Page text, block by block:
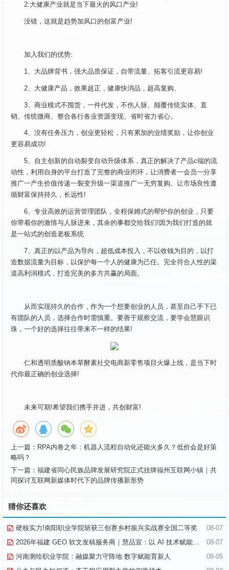
2:大健康产业就是当下最火的风口产业!
没错，这就是趋势加风口的创富产业!
加入我们的优势:
1、大品牌背书，强大品质保证，自带流量、拓客引流更容易!
2、大健康产品，效果超正，健康快消品，超高复购、
3、商业模式不囤货，一件代发，不伤人脉、颠覆传统实体、直
销、传统微商、整合各行各业资源变现、省时省力省心。
4、没有任务压力，创业更轻松，只有累加的业绩奖励，让你创业
更容易成功!
5、自主创新的自动裂变自动升级体系，真正的解决了产品c端的流
动性，利用自身的平台打造了完整的商业闭环，让消费者一会员一分享
推广一产生价值传递一裂变升级一渠道推广一无穷复购。让市场良性遵
循财富保持持久，长远性!
6、专业高效的运营管理团队，全程保姆式的帮护你的创业，只要
你带着你的激情与人脉进来，其余的事都交给我们!因为我们打造的就
是一站式的创造老板系统
7、真正的以产品为导向，超低成本投入，不以收钱为目的，以打
造数据流量为目标，以保护每一个人的健康为己任。完全符合人性的渠
道高利润模式，打造完美的多方共赢的局面。
从而实现持久的合作，作为一个想要创业的人员，甚至自己手下已
有团队的人员，选择合作时需慎重。要善于观察交流，要学会慧眼识
珠，一个好的选择往往带来不一样的结果!
仁和透明质酸钠本草酵素社交电商新零售项目火爆上线，是当下时
代你最正确的创业选择!
未来可期!希望我们携手并进，共创财富!
上一篇： RPA内卷之年：机器人流程自动化还能火多久？低价会是好策
略吗？
下一篇： 福建省同心民族品牌发展研究院正式挂牌福州互联网小镇｜共
同探讨互联网新媒体时代下的品牌传播新形势
猜你还喜欢
08-07
硬核实力!南阳职业学院斩获三创赛乡村振兴实战赛全国二等奖
08-07
2026年福建 GEO 软文发稿服务商｜慧品宣：以 AI 技术赋能品牌全域传播
08-05
河南测绘职业学院：融媒聚力守阵地 数字赋能育新人